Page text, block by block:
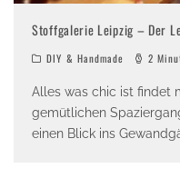
Stoffgalerie Leipzig – Der
DIY & Handmade 2
Alles was chic ist findet
gemütlichen
einen Blick ins